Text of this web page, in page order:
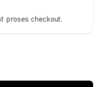
proses checkout.